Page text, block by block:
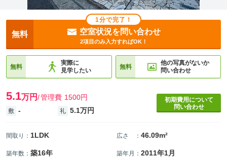
1分で完了！
無料 空室状況を問い合わせ
2項目のみ入力すればOK！
無料
実際に
見学したい
無料
他の写真がないか
問い合わせ
5.1万円 管理費 1500円
敷 - 礼 5.1万円
初期費用について
問い合わせ
間取り ： 1LDK 広さ ： 46.09m²
築年数 ： 築16年 築年月 ： 2011年1月